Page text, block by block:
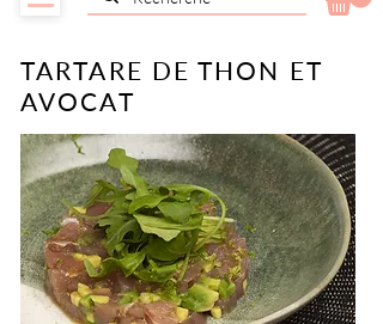
TARTARE DE THON ET
AVOCAT